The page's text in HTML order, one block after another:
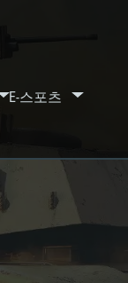
E-스포츠